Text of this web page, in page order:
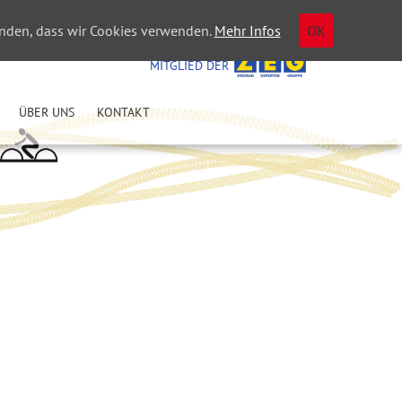
MITGLIED DER
ÜBER UNS KONTAKT
dass wir Cookies verwenden. Mehr Infos OK